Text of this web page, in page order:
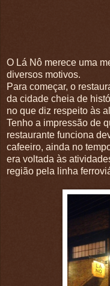
O Lá Nô merece uma
diversos motivos.
Para começar, o
da cidade cheia de
no que diz respeito às
Tenho a impressão de
restaurante funciona
cafeeiro, ainda no
era voltada às
região pela linha